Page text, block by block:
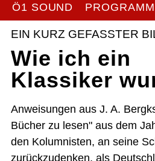
Ö1 SOUND PROGRAMM
EIN KURZ GEFASSTER
Wie ich ein
Klassiker
Anweisungen aus J. A.
Bücher zu lesen" aus dem
den Kolumnisten, an seine
zurückzudenken, als